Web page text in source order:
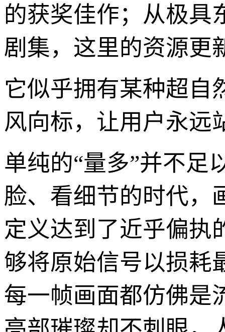
的获奖佳作；从极具
剧集，这里的资源更
它似乎拥有某种超自
风向标，让用户永远
单纯的“量多”并不足
脸、看细节的时代，
定义达到了近乎偏执
够将原始信号以损耗
每一帧画面都仿佛是